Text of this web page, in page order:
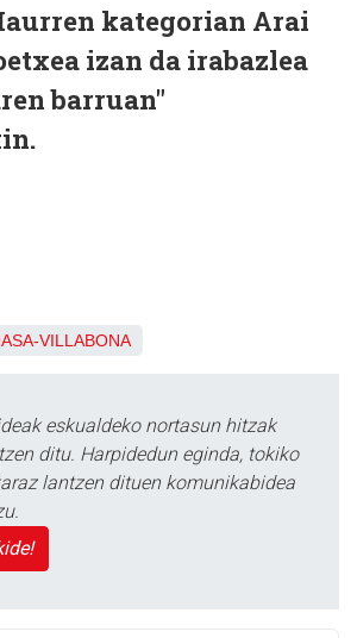
kategorian Arai
izan da irabazlea
barruan"
VILLABONA
eskualdeko nortasun hitzak
ditu. Harpidedun eginda, tokiko
lantzen dituen komunikabidea